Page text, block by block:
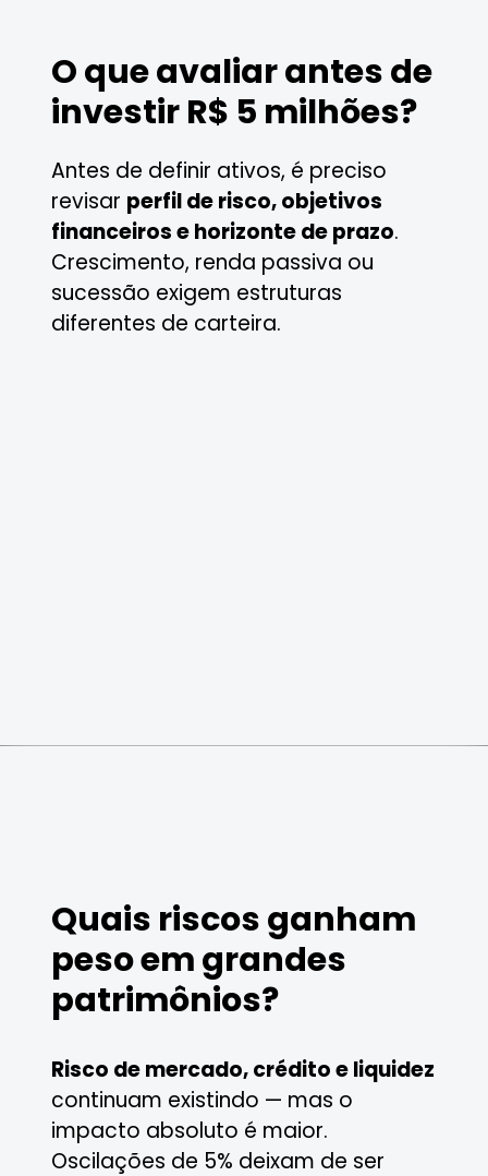
Antes de definir ativos, é preciso
revisar perfil de risco, objetivos
financeiros e horizonte de prazo.
Crescimento, renda passiva ou
sucessão exigem estruturas
diferentes de carteira.
O que avaliar antes de
investir R$ 5 milhões?
Risco de mercado, crédito e liquidez
continuam existindo — mas o
impacto absoluto é maior.
Oscilações de 5% deixam de ser
Quais riscos ganham
peso em grandes
patrimônios?